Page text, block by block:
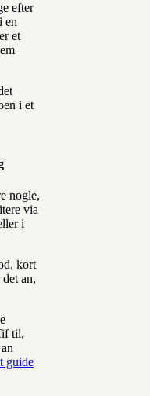
efter
en
et
i et
nogle,
via
i
kort
an,
til,
guide